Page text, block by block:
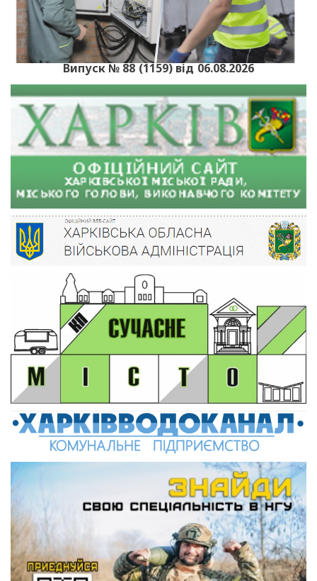
Випуск № 88 (1159) від 06.08.2026